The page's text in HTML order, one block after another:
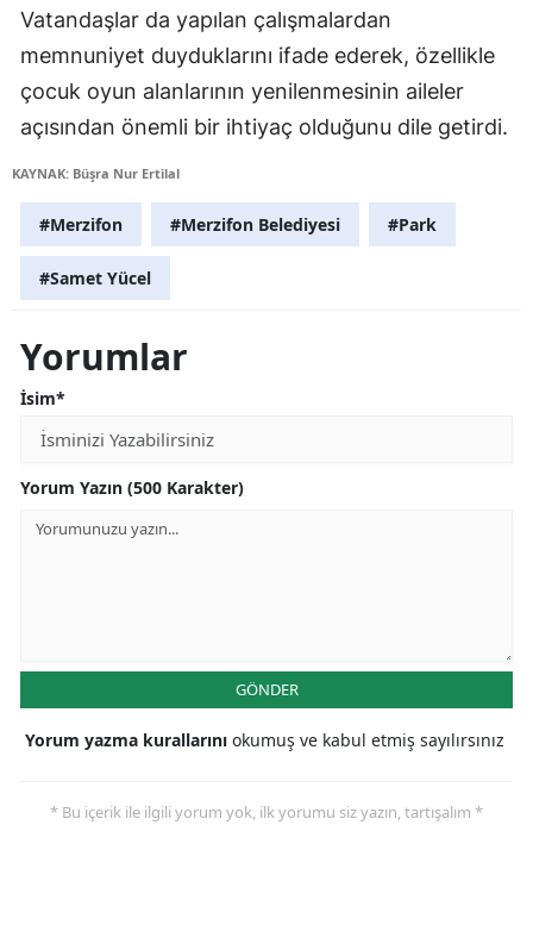
Vatandaşlar da yapılan çalışmalardan
memnuniyet duyduklarını ifade ederek, özellikle
çocuk oyun alanlarının yenilenmesinin aileler
açısından önemli bir ihtiyaç olduğunu dile getirdi.
KAYNAK: Büşra Nur Ertilal
#Merzifon #Merzifon Belediyesi #Park
#Samet Yücel
Yorumlar
İsim*
Yorum Yazın (500 Karakter)
GÖNDER
Yorum yazma kurallarını okumuş ve kabul etmiş sayılırsınız
* Bu içerik ile ilgili yorum yok, ilk yorumu siz yazın, tartışalım *